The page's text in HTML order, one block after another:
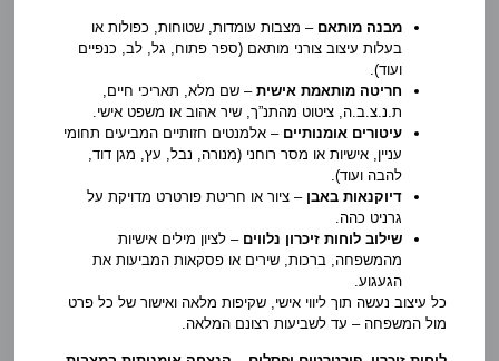
מבנה מותאם – מצבות עומדות, שטוחות, כפולות או
בעלות עיצוב צורני מותאם (ספר פתוח, גל, לב, כנפיים
ועוד).
חריטה מותאמת אישית – שם מלא, תאריכי חיים,
ת.נ.צ.ב.ה, ציטוט מהתנ”ך, שיר אהוב או משפט אישי.
עיטורים אומנותיים – אלמנטים חזותיים המביעים תחומי
עניין, אישיות או מסר רוחני (מנורה, נבל, עץ, מגן דוד,
להבה ועוד).
דיוקנאות באבן – ציור או חריטת פורטרט מדויקת על
גרניט כהה.
שילוב לוחות זיכרון נלווים – לציון מילים אישיות
מהמשפחה, ברכות, שירים או פסקאות המביעות את
הגעגוע.
כל עיצוב נעשה תוך ליווי אישי, שקיפות מלאה ואישור של כל פרט
מול המשפחה – עד לשביעות רצונם המלאה.